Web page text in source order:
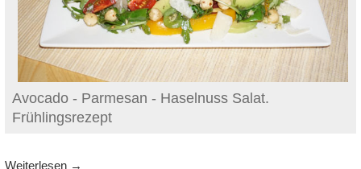
Avocado - Parmesan - Haselnuss Salat.
Frühlingsrezept
Weiterlesen →